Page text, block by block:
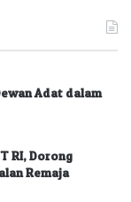
Adat dalam
RI, Dorong
Remaja